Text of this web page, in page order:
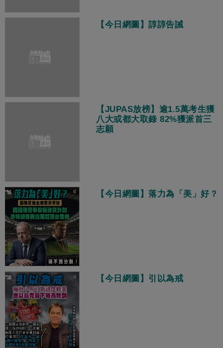
【今日網圖】諄諄告誡
【JUPAS放榜】逾1.5萬考生獲
八大或都大取錄 82%獲派首三
志願
【今日網圖】落力為「美」好？
【今日網圖】引以為戒